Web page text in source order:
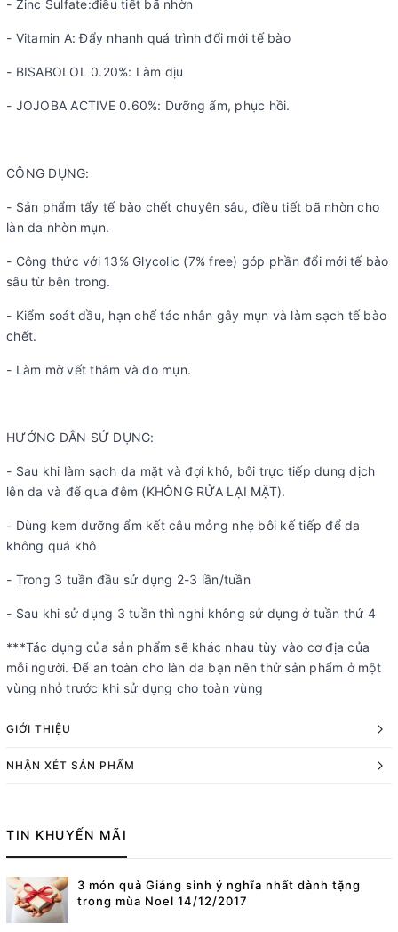
- Zinc Sulfate:điều tiết bã nhờn
- Vitamin A: Đẩy nhanh quá trình đổi mới tế bào
- BISABOLOL 0.20%: Làm dịu
- JOJOBA ACTIVE 0.60%: Dưỡng ẩm, phục hồi.
CÔNG DỤNG:
- Sản phẩm tẩy tế bào chết chuyên sâu, điều tiết bã nhờn cho
làn da nhờn mụn.
- Công thức với 13% Glycolic (7% free) góp phần đổi mới tế bào
sâu từ bên trong.
- Kiểm soát dầu, hạn chế tác nhân gây mụn và làm sạch tế bào
chết.
- Làm mờ vết thâm và do mụn.
HƯỚNG DẪN SỬ DỤNG:
- Sau khi làm sạch da mặt và đợi khô, bôi trực tiếp dung dịch
lên da và để qua đêm (KHÔNG RỬA LẠI MẶT).
- Dùng kem dưỡng ẩm kết câu mỏng nhẹ bôi kế tiếp để da
không quá khô
- Trong 3 tuần đầu sử dụng 2-3 lần/tuần
- Sau khi sử dụng 3 tuần thì nghỉ không sử dụng ở tuần thứ 4
***Tác dụng của sản phẩm sẽ khác nhau tùy vào cơ địa của
mỗi người. Để an toàn cho làn da bạn nên thử sản phẩm ở một
vùng nhỏ trước khi sử dụng cho toàn vùng
GIỚI THIỆU
NHẬN XÉT SẢN PHẨM
TIN KHUYẾN MÃI
3 món quà Giáng sinh ý nghĩa nhất dành tặng
trong mùa Noel 14/12/2017